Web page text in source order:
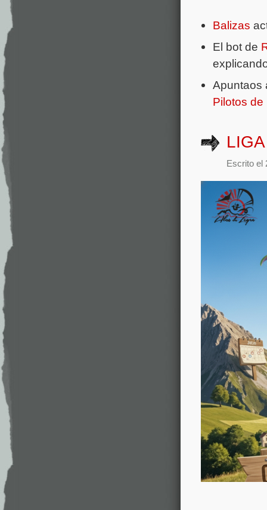
Balizas
El bot de
Apuntaos
Pilotos de
Escrito el